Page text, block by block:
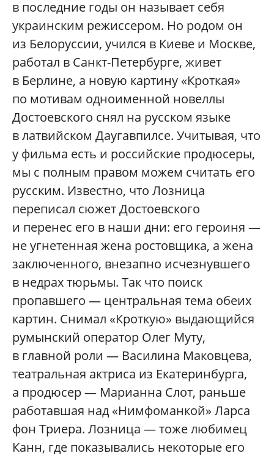
в последние годы он называет себя
украинским режиссером. Но родом он
из Белоруссии, учился в Киеве и Москве,
работал в Санкт-Петербурге, живет
в Берлине, а новую картину «Кроткая»
по мотивам одноименной новеллы
Достоевского снял на русском языке
в латвийском Даугавпилсе. Учитывая, что
у фильма есть и российские продюсеры,
мы с полным правом можем считать его
русским. Известно, что Лозница
переписал сюжет Достоевского
и перенес его в наши дни: его героиня —
не угнетенная жена ростовщика, а жена
заключенного, внезапно исчезнувшего
в недрах тюрьмы. Так что поиск
пропавшего — центральная тема обеих
картин. Снимал «Кроткую» выдающийся
румынский оператор Олег Муту,
в главной роли — Василина Маковцева,
театральная актриса из Екатеринбурга,
а продюсер — Марианна Слот, раньше
работавшая над «Нимфоманкой» Ларса
фон Триера. Лозница — тоже любимец
Канн, где показывались некоторые его